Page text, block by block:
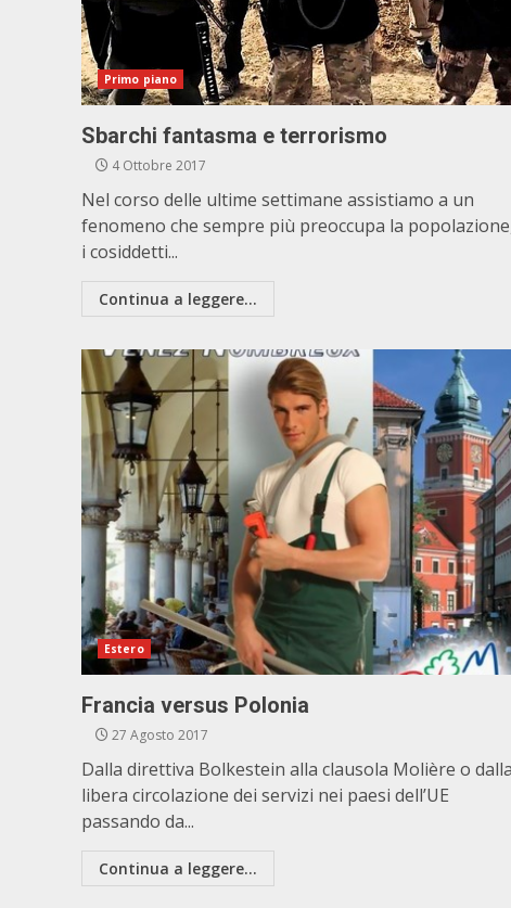
Primo piano
Sbarchi fantasma e terrorismo
4 Ottobre 2017
Nel corso delle ultime settimane assistiamo a un
fenomeno che sempre più preoccupa la
i cosiddetti...
Continua a leggere...
Estero
Francia versus Polonia
27 Agosto 2017
Dalla direttiva Bolkestein alla clausola Molière o dalla
libera circolazione dei servizi nei paesi dell’UE
passando da...
Continua a leggere...